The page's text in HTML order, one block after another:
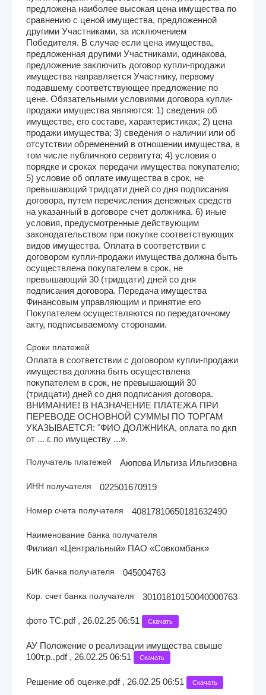
предложена наиболее высокая цена имущества по
сравнению с ценой имущества, предложенной
другими Участниками, за исключением
Победителя. В случае если цена имущества,
предложенная другими Участниками, одинакова,
предложение заключить договор купли-продажи
имущества направляется Участнику, первому
подавшему соответствующее предложение по
цене. Обязательными условиями договора купли-
продажи имущества являются: 1) сведения об
имуществе, его составе, характеристиках; 2) цена
продажи имущества; 3) сведения о наличии или об
отсутствии обременений в отношении имущества, в
том числе публичного сервитута; 4) условия о
порядке и сроках передачи имущества покупателю;
5) условие об оплате имущества в срок, не
превышающий тридцати дней со дня подписания
договора, путем перечисления денежных средств
на указанный в договоре счет должника. 6) иные
условия, предусмотренные действующим
законодательством при покупке соответствующих
видов имущества. Оплата в соответствии с
договором купли-продажи имущества должна быть
осуществлена покупателем в срок, не
превышающий 30 (тридцати) дней со дня
подписания договора. Передача имущества
Финансовым управляющим и принятие его
Покупателем осуществляются по передаточному
акту, подписываемому сторонами.
Сроки платежей
Оплата в соответствии с договором купли-продажи
имущества должна быть осуществлена
покупателем в срок, не превышающий 30
(тридцати) дней со дня подписания договора.
ВНИМАНИЕ! В НАЗНАЧЕНИЕ ПЛАТЕЖА ПРИ
ПЕРЕВОДЕ ОСНОВНОЙ СУММЫ ПО ТОРГАМ
УКАЗЫВАЕТСЯ: "ФИО ДОЛЖНИКА, оплата по дкп
от ... г. по имуществу ...».
Получатель платежей Аюпова Ильгиза Ильгизовна
ИНН получателя 022501670919
Номер счета получателя 40817810650181632490
Наименование банка получателя
Филиал «Центральный» ПАО «Совкомбанк»
БИК банка получателя 045004763
Кор. счет банка получателя 30101810150040000763
фото ТС.pdf , 26.02.25 06:51 Скачать
АУ Положение о реализации имущества свыше
100т.р..pdf , 26.02.25 06:51
Скачать
Решение об оценке.pdf , 26.02.25 06:51 Скачать